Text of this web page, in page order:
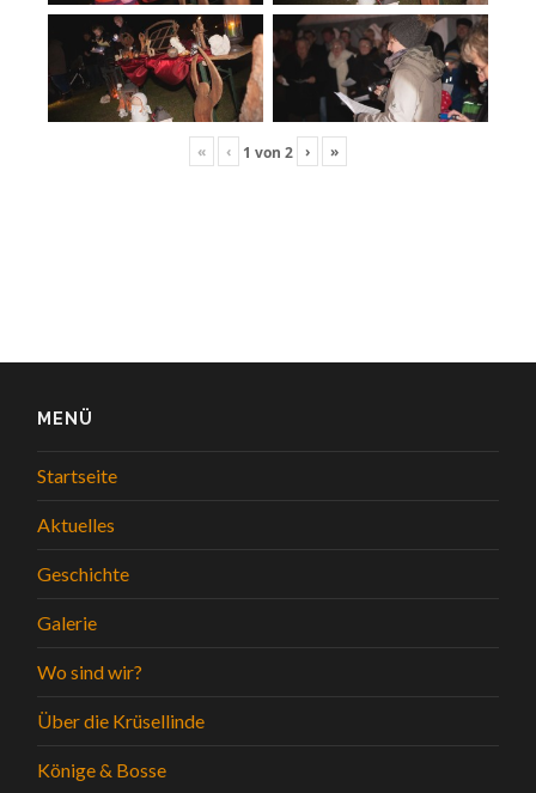
« ‹ 1 von 2 › »
MENÜ
Startseite
Aktuelles
Geschichte
Galerie
Wo sind wir?
Über die Krüsellinde
Könige & Bosse